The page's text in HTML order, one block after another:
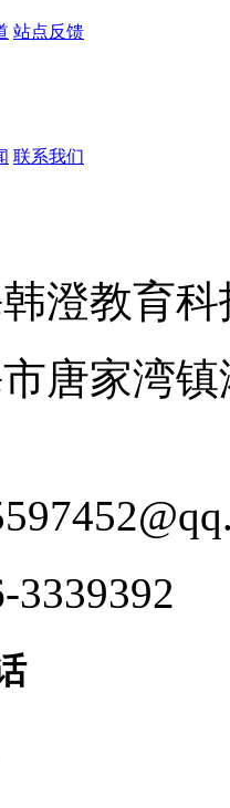
站点反馈
联系我们
澄教育
唐家湾
3339392